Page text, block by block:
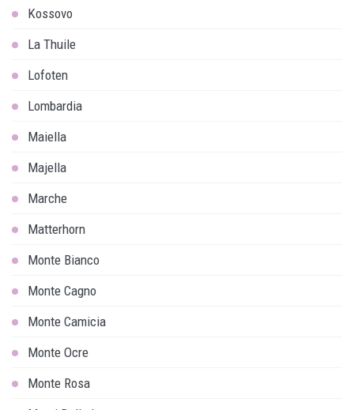
Kossovo
La Thuile
Lofoten
Lombardia
Maiella
Majella
Marche
Matterhorn
Monte Bianco
Monte Cagno
Monte Camicia
Monte Ocre
Monte Rosa